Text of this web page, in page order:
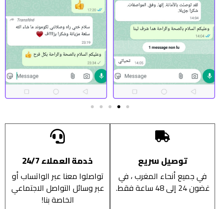
توصيل سريع
في جميع أنحاء المغرب ، في
غضون 24 إلى 48 ساعة فقط.
خدمة العملاء 24/7
تواصلوا معنا عبر الواتساب أو
عبر وسائل التواصل الاجتماعي
الخاصة بنا!